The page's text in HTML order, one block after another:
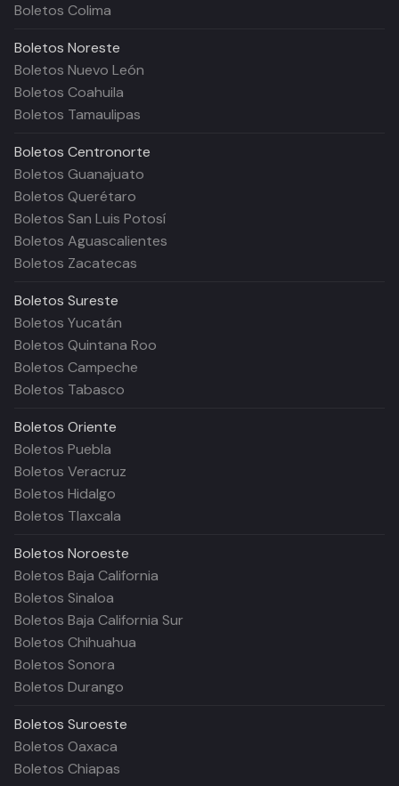
Boletos Colima
Boletos Noreste
Boletos Nuevo León
Boletos Coahuila
Boletos Tamaulipas
Boletos Centronorte
Boletos Guanajuato
Boletos Querétaro
Boletos San Luis Potosí
Boletos Aguascalientes
Boletos Zacatecas
Boletos Sureste
Boletos Yucatán
Boletos Quintana Roo
Boletos Campeche
Boletos Tabasco
Boletos Oriente
Boletos Puebla
Boletos Veracruz
Boletos Hidalgo
Boletos Tlaxcala
Boletos Noroeste
Boletos Baja California
Boletos Sinaloa
Boletos Baja California Sur
Boletos Chihuahua
Boletos Sonora
Boletos Durango
Boletos Suroeste
Boletos Oaxaca
Boletos Chiapas